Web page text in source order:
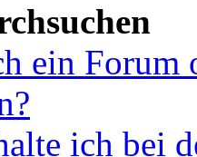
ein Forum
ich bei